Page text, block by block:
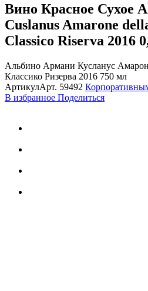
Вино Красное Сухое
Cuslanus Amarone
Classico Riserva 2016
Альбино Армани Кусланус
Классико Ризерва 2016 750 мл
АртикулАрт. 59492
В избранное Поделиться